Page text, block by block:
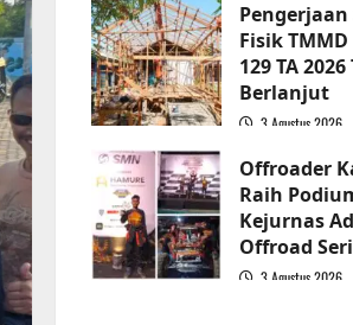
Pengerjaan
Fisik
129 TA
Berlanjut
3 Agustus 2026
Offroader
Raih
Kejurnas
Offroad
3 Agustus 2026